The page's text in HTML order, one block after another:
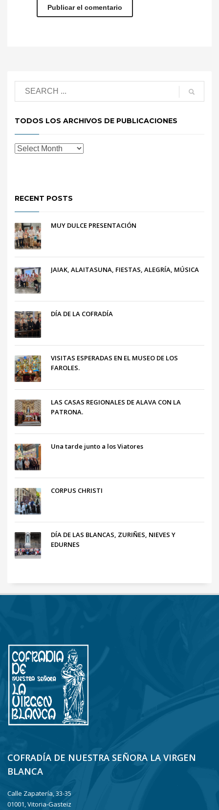
TODOS LOS ARCHIVOS DE PUBLICACIONES
RECENT POSTS
MUY DULCE PRESENTACIÓN
JAIAK, ALAITASUNA, FIESTAS, ALEGRÍA, MÚSICA
DÍA DE LA COFRADÍA
VISITAS ESPERADAS EN EL MUSEO DE LOS
FAROLES.
LAS CASAS REGIONALES DE ALAVA CON LA
PATRONA.
Una tarde junto a los Viatores
CORPUS CHRISTI
DÍA DE LAS BLANCAS, ZURIÑES, NIEVES Y
EDURNES
COFRADÍA DE NUESTRA SEÑORA LA VIRGEN
BLANCA
Calle Zapatería, 33-35
01001, Vitoria-Gasteiz